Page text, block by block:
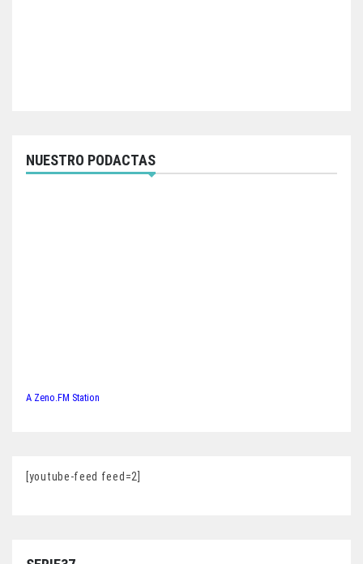
NUESTRO PODACTAS
A Zeno.FM Station
[youtube-feed feed=2]